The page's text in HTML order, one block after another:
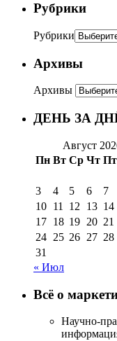
Рубрики
Рубрики
Архивы
Архивы
ДЕНЬ ЗА
Август
Пн Вт Ср Чт Пт
3
4 5 6 7
10 11 12 13 14
17 18 19 20 21
24 25 26 27 28
31
« Июл
Всё о
Научно-